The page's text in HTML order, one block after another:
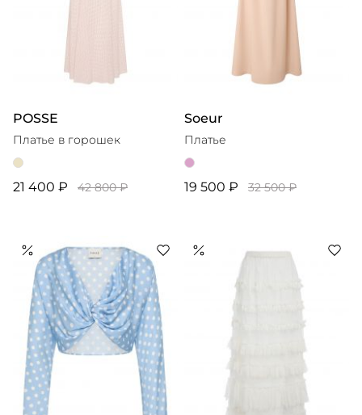
POSSE
Платье в горошек
21 400 ₽ 42 800 ₽
Soeur
Платье
19 500 ₽ 32 500 ₽